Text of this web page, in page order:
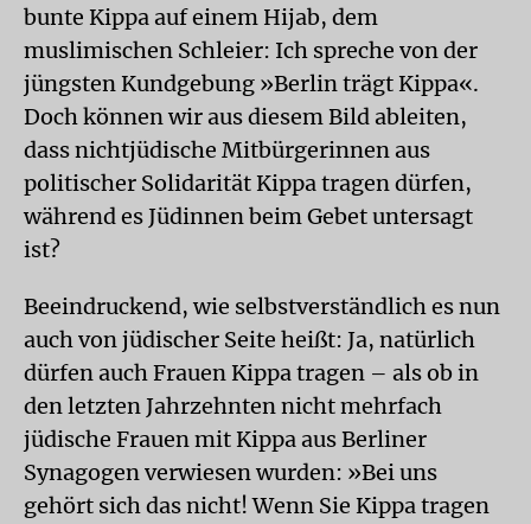
bunte Kippa auf einem Hijab, dem
muslimischen Schleier: Ich spreche von der
jüngsten Kundgebung »Berlin trägt Kippa«.
Doch können wir aus diesem Bild ableiten,
dass nichtjüdische Mitbürgerinnen aus
politischer Solidarität Kippa tragen dürfen,
während es Jüdinnen beim Gebet untersagt
ist?
Beeindruckend, wie selbstverständlich es nun
auch von jüdischer Seite heißt: Ja, natürlich
dürfen auch Frauen Kippa tragen – als ob in
den letzten Jahrzehnten nicht mehrfach
jüdische Frauen mit Kippa aus Berliner
Synagogen verwiesen wurden: »Bei uns
gehört sich das nicht! Wenn Sie Kippa tragen